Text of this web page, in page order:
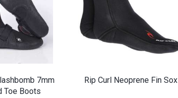
7mm
Toe Boots
Rip Curl Neoprene Fin Sox